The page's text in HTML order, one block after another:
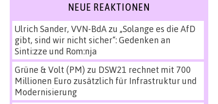
NEUE REAKTIONEN
Ulrich Sander, VVN-BdAzu „Solange es die AfD
gibt, sind wir nicht sicher“: Gedenken an
Sinti:zze und Rom:nja
Grüne & Volt (PM) zu DSW21 rechnet mit 700
Millionen Euro zusätzlich für Infrastruktur und
Modernisierung